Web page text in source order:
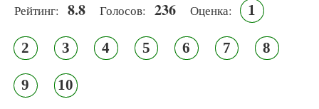
Рейтинг: 8.8 Голосов: 236 Оценка: 1
2 3 4 5 6 7 8
9 10